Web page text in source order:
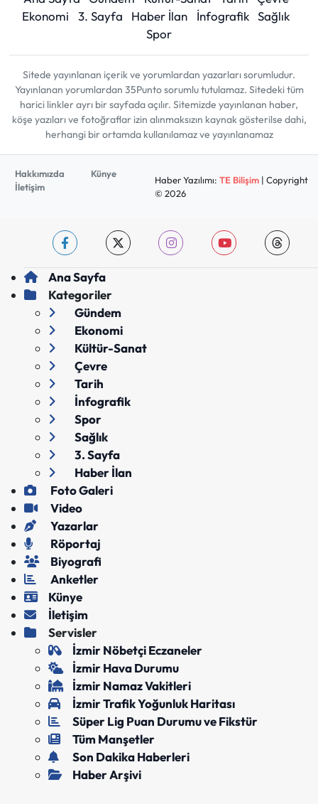
Ekonomi
3. Sayfa Haber İlan İnfografik Sağlık
Spor
Sitede yayınlanan içerik ve yorumlardan yazarları sorumludur.
Yayınlanan yorumlardan 35Punto sorumlu tutulamaz. Sitedeki tüm
harici linkler ayrı bir sayfada açılır. Sitemizde yayınlanan haber,
köşe yazıları ve fotoğraflar izin alınmaksızın kaynak gösterilse dahi,
herhangi bir ortamda kullanılamaz ve yayınlanamaz
Hakkımızda
Künye
İletişim
Haber Yazılımı: TE Bilişim| Copyright
© 2026
Ana Sayfa
Kategoriler
Gündem
Ekonomi
Kültür-Sanat
Çevre
Tarih
İnfografik
Spor
Sağlık
3. Sayfa
Haber İlan
Foto Galeri
Video
Yazarlar
Röportaj
Biyografi
Anketler
Künye
İletişim
Servisler
İzmir Nöbetçi Eczaneler
İzmir Hava Durumu
İzmir Namaz Vakitleri
İzmir Trafik Yoğunluk Haritası
Süper Lig Puan Durumu ve Fikstür
Tüm Manşetler
Son Dakika Haberleri
Haber Arşivi